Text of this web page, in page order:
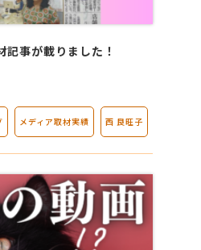
事が載りました！
メディア取材実績 西 良旺子